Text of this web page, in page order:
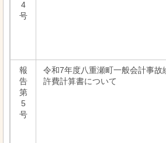
4
号
報
告
第
5
号
令和7年度八重瀬町一般会計事故
許費計算書について